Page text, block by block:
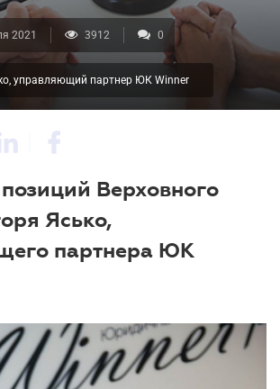
2021 3912 0
управляющий партнер ЮК Winner
Верховного
Ясько,
партнера ЮК